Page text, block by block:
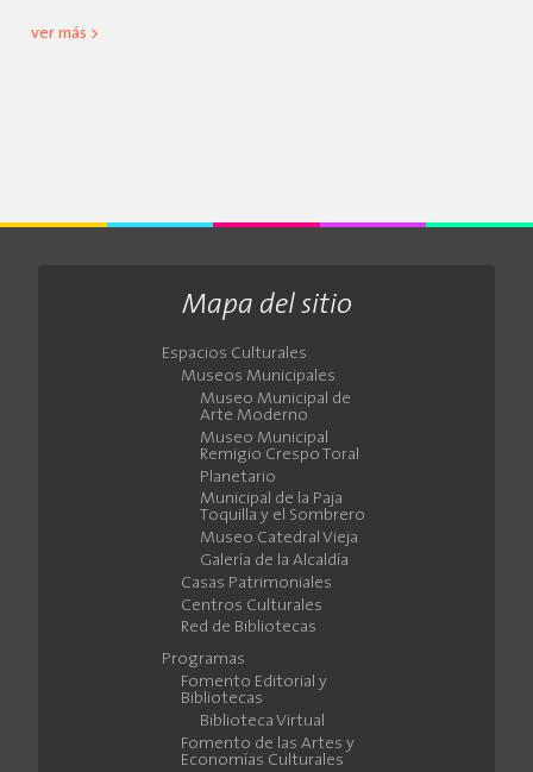
ver más >
Mapa del sitio
Espacios Culturales
Museos Municipales
Museo Municipal de
Arte Moderno
Museo Municipal
Remigio Crespo Toral
Planetario
Municipal de la Paja
Toquilla y el Sombrero
Museo Catedral Vieja
Galería de la Alcaldía
Casas Patrimoniales
Centros Culturales
Red de Bibliotecas
Programas
Fomento Editorial y
Bibliotecas
Biblioteca Virtual
Fomento de las Artes y
Economías Culturales